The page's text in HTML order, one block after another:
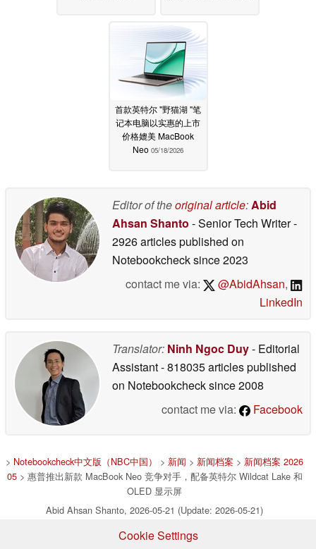
首款英特尔 "野猫湖 "笔
记本电脑以实惠的上市
价格媲美 MacBook
Neo 05/18/2026
Editor of theoriginal article:Abid
Ahsan Shanto - Senior Tech Writer-
2926 articles published on
Notebookchecksince 2023
contact me via:
@AbidAhsan,
LinkedIn
Translator: Ninh Ngoc Duy- Editorial
Assistant- 818035 articles published
on Notebookchecksince 2008
contact me via:
Facebook
> Notebookcheck中文版（NBC中国） > 新闻 > 新闻档案 > 新闻档案 2026
05> 惠普推出新款 MacBook Neo 竞争对手，配备英特尔 Wildcat Lake 和
OLED 显示屏
Abid Ahsan Shanto, 2026-05-21 (Update: 2026-05-21)
Cookie Settings